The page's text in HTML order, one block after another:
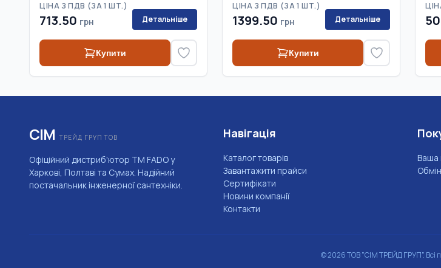
ЦІНА З ПДВ (ЗА 1 ШТ.)
713.50 грн Детальніше
Купити
ЦІНА З ПДВ (ЗА 1 ШТ.)
1399.50 грн Детальніше
Купити
СІМ ТРЕЙД ГРУП ТОВ
Офіційний дистриб'ютор ТМ FADO у
Харкові, Полтаві та Сумах. Надійний
постачальник інженерної сантехніки.
Навігація
Каталог товарів
Завантажити прайси
Сертифікати
Новини компанії
Контакти
Ваша
©2026ТОВ "СІМ ТРЕЙД ГРУП". Всі